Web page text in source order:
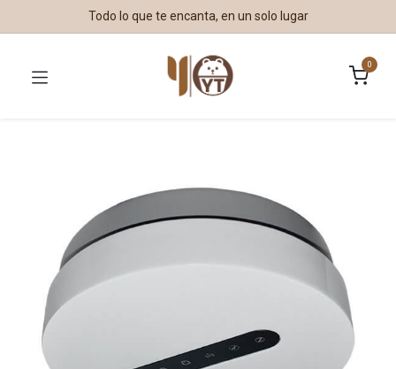
Todo lo que te encanta, en un solo lugar
0